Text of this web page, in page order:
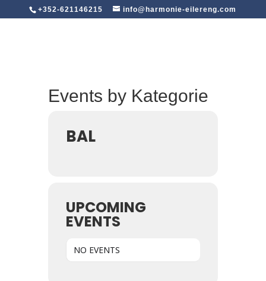
+352-621146215 info@harmonie-eilereng.com
Events by Kategorie
BAL
UPCOMING
EVENTS
NO EVENTS